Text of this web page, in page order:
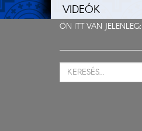
VIDEÓK
ÖN ITT VAN JELENLEG: